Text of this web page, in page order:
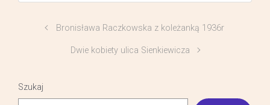
Bronisława Raczkowska z koleżanką 1936r
Dwie kobiety ulica Sienkiewicza
Szukaj